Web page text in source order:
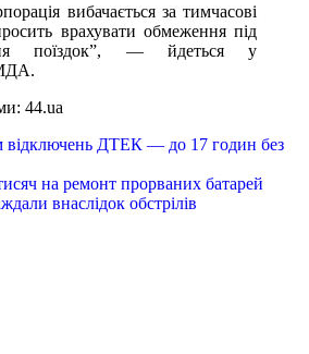
врахувати обмеження під
поїздок”, — йдеться у
44.ua
відключень ДТЕК — до 17 годин без
на ремонт прорваних батарей
внаслідок обстрілів